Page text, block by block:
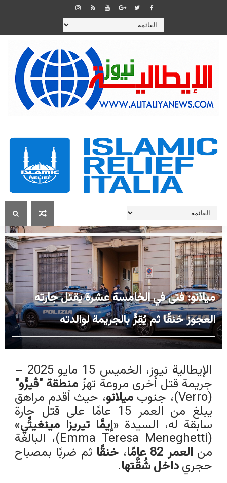
ميلانو: فتى في الخامسة عشرة يقتل جارته
العجوز خنقًا ثم يُقِرُّ بالجريمة لوالدته
الإيطالية نيوز، الخميس 15 مايو 2025 –
جريمة قتل أخرى مروعة تهزّمنطقة "ڤيرُّو"
(Verro)، جنوب ميلانو، حيث أقدم مراهق
يبلغ من العمر 15 عامًا على قتل جارة
سابقة له، السيدة «إيمَّا تيريزا مينغيتِّي»
(
Emma Teresa Meneghetti)، البالغة
من العمر 82 عامًا ، خنقًا ثم ضربًا بمصباح
حجريداخل شُقَّتها.